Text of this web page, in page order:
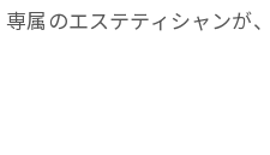
属のエステティシャン